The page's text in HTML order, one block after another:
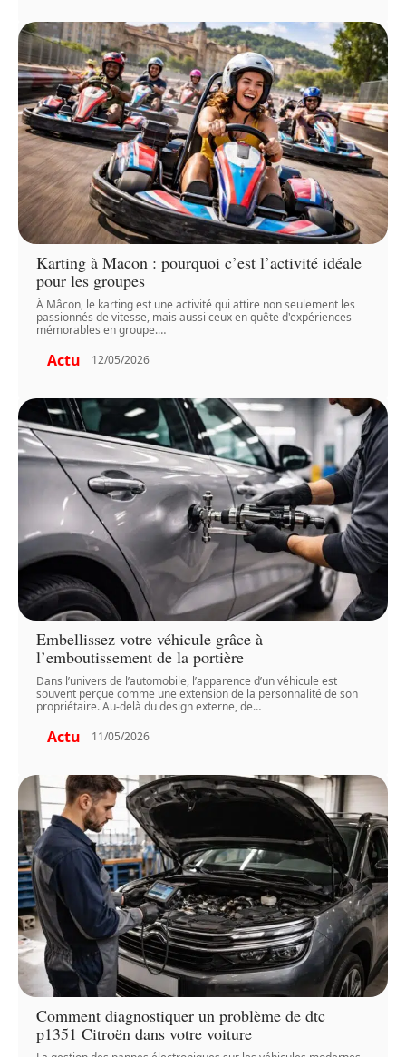
Karting à Macon : pourquoi c’est l’activité idéale
pour les groupes
À Mâcon, le karting est une activité qui attire non seulement les
passionnés de vitesse, mais aussi ceux en quête d'expériences
mémorables en groupe.…
Actu 12/05/2026
Embellissez votre véhicule grâce à
l’emboutissement de la portière
Dans l’univers de l’automobile, l’apparence d’un véhicule est
souvent perçue comme une extension de la personnalité de son
propriétaire. Au-delà du design externe, de…
Actu 11/05/2026
Comment diagnostiquer un problème de dtc
p1351 Citroën dans votre voiture